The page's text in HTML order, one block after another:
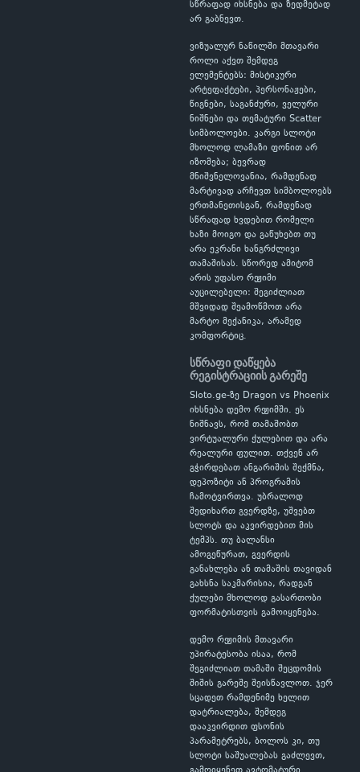
სწრაფად იხსნება და ზედმეტად
არ გაბნევთ.
ვიზუალურ ნაწილში მთავარი
როლი აქვთ შემდეგ
ელემენტებს: მისტიკური
არტეფაქტები, პერსონაჟები,
წიგნები, საგანძური, ველური
ნიშნები და თემატური Scatter
სიმბოლოები. კარგი სლოტი
მხოლოდ ლამაზი ფონით არ
იზომება; ბევრად
მნიშვნელოვანია, რამდენად
მარტივად არჩევთ სიმბოლოებს
ერთმანეთისგან, რამდენად
სწრაფად ხვდებით რომელი
ხაზი მოიგო და გაწუხებთ თუ
არა ეკრანი ხანგრძლივი
თამაშისას. სწორედ ამიტომ
არის უფასო რეჟიმი
აუცილებელი: შეგიძლიათ
მშვიდად შეამოწმოთ არა
მარტო მექანიკა, არამედ
კომფორტიც.
სწრაფი დაწყება
რეგისტრაციის გარეშე
Sloto.ge-ზე Dragon vs Phoenix
იხსნება დემო რეჟიმში. ეს
ნიშნავს, რომ თამაშობთ
ვირტუალური ქულებით და არა
რეალური ფულით. თქვენ არ
გჭირდებათ ანგარიშის შექმნა,
დეპოზიტი ან პროგრამის
ჩამოტვირთვა. უბრალოდ
შედიხართ გვერდზე, უშვებთ
სლოტს და აკვირდებით მის
ტემპს. თუ ბალანსი
ამოგეწურათ, გვერდის
განახლება ან თამაშის თავიდან
გახსნა საკმარისია, რადგან
ქულები მხოლოდ გასართობი
ფორმატისთვის გამოიყენება.
დემო რეჟიმის მთავარი
უპირატესობა ისაა, რომ
შეგიძლიათ თამაში შეცდომის
შიშის გარეშე შეისწავლოთ. ჯერ
სცადეთ რამდენიმე ხელით
დატრიალება, შემდეგ
დააკვირდით ფსონის
პარამეტრებს, ბოლოს კი, თუ
სლოტი საშუალებას გაძლევთ,